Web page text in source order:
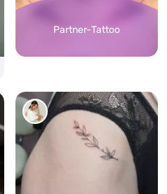
Partner-Tattoo